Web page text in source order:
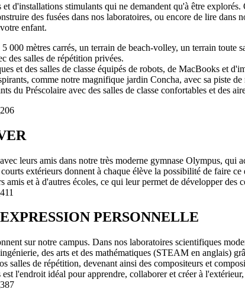
et d'installations stimulants qui ne demandent qu'à être
des fusées dans nos laboratoires, ou encore de lire
enfant.
000 mètres carrés, un terrain de beach-volley, un terrain toute
des salles de répétition privées.
et des salles de classe équipés de robots, de MacBooks et
comme notre magnifique jardin Concha, avec sa piste
du Préscolaire avec des salles de classe confortables et des
leurs amis dans notre très moderne gymnase Olympus,
extérieurs donnent à chaque élève la possibilité de faire
amis et à d'autres écoles, ce qui leur permet de développer
PERSONNELLE
sur notre campus. Dans nos laboratoires scientifiques
des arts et des mathématiques (STEAM en anglais)
salles de répétition, devenant ainsi des compositeurs et
l'endroit idéal pour apprendre, collaborer et créer à